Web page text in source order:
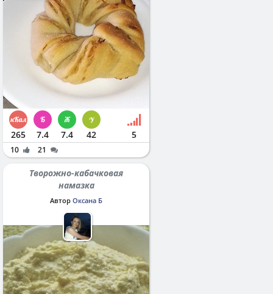
265 7.4 7.4 42 5
10 21
Творожно-кабачковая
намазка
Автор Оксана Б